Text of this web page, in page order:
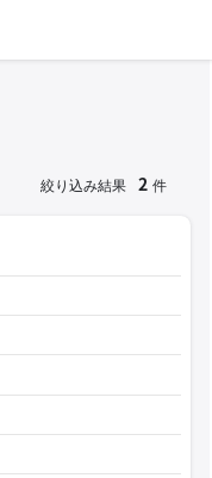
絞り込み結果 2 件